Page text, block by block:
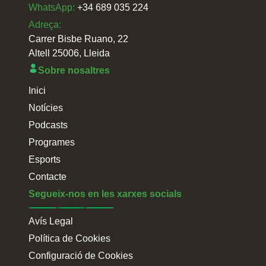
WhatsApp: +34 689 035 224
Adreça:
Carrer Bisbe Ruano, 22
Altell 25006, Lleida
Sobre nosaltres
Inici
Notícies
Podcasts
Programes
Esports
Contacte
Segueix-nos en les xarxes socials
Avís Legal
Política de Cookies
Configuració de Cookies